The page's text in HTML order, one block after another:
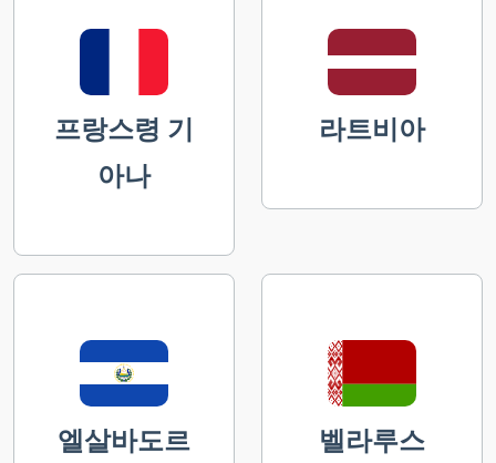
프랑스령 기
아나
라트비아
엘살바도르 벨라루스